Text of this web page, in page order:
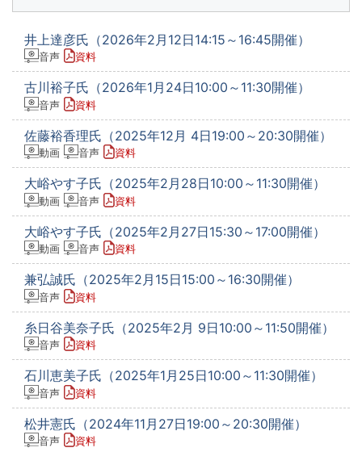
井上達彦氏（2026年2月12日14:15～16:45開催）
音声 資料
古川裕子氏（2026年1月24日10:00～11:30開催）
音声 資料
佐藤裕香理氏（2025年12月 4日19:00～20:30開催）
動画 音声 資料
大峪やす子氏（2025年2月28日10:00～11:30開催）
動画 音声 資料
大峪やす子氏（2025年2月27日15:30～17:00開催）
動画 音声 資料
兼弘誠氏（2025年2月15日15:00～16:30開催）
音声 資料
糸日谷美奈子氏（2025年2月 9日10:00～11:50開催）
音声 資料
石川恵美子氏（2025年1月25日10:00～11:30開催）
音声 資料
松井憲氏（2024年11月27日19:00～20:30開催）
音声 資料